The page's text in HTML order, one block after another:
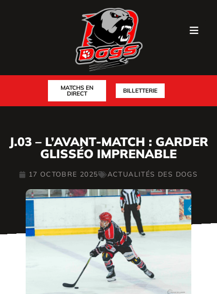
MATCHS EN
DIRECT
BILLETTERIE
J.03 – L’AVANT-MATCH : GARDER
GLISSÉO IMPRENABLE
17 OCTOBRE 2025 ACTUALITÉS DES DOGS